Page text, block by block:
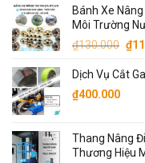
Bánh Xe
Môi Trường
₫130.000 Giá
là:
₫
Dịch Vụ Cắt
₫400.000
Thang Nâng
Thương Hiệu